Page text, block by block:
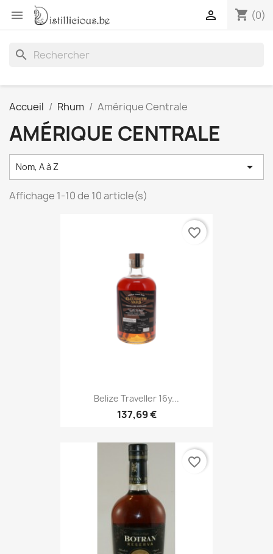
 shopping_cart (0)

search
Accueil Rhum Amérique Centrale
AMÉRIQUE CENTRALE
Nom, A à Z 
Affichage 1-10 de 10 article(s)
Belize Traveller 16y...
137,69 €
favorite_border
favorite_border